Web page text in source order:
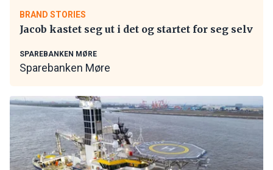
BRAND STORIES
Jacob kastet seg ut i det og startet for seg selv
SPAREBANKEN MØRE
Sparebanken Møre